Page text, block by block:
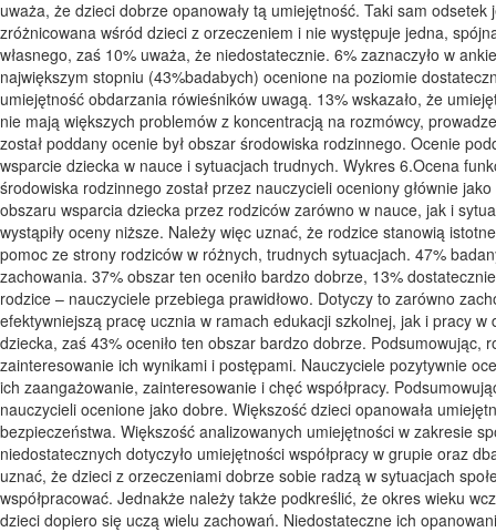
uważa, że dzieci dobrze opanowały tą umiejętność. Taki sam
zróżnicowana wśród dzieci z orzeczeniem i nie występuje jedna,
własnego, zaś 10% uważa, że niedostatecznie. 6% zaznaczyło w
największym stopniu (43%badabych) ocenione na poziomie
umiejętność obdarzania rówieśników uwagą. 13% wskazało, że
nie mają większych problemów z koncentracją na rozmówcy,
został poddany ocenie był obszar środowiska rodzinnego. Ocenie
wsparcie dziecka w nauce i sytuacjach trudnych. Wykres 6.Ocena
środowiska rodzinnego został przez nauczycieli oceniony głównie
obszaru wsparcia dziecka przez rodziców zarówno w nauce, jak i
wystąpiły oceny niższe. Należy więc uznać, że rodzice stanowią
pomoc ze strony rodziców w różnych, trudnych sytuacjach. 47%
zachowania. 37% obszar ten oceniło bardzo dobrze, 13%
rodzice – nauczyciele przebiega prawidłowo. Dotyczy to zarówno
efektywniejszą pracę ucznia w ramach edukacji szkolnej, jak i pracy
dziecka, zaś 43% oceniło ten obszar bardzo dobrze.
zainteresowanie ich wynikami i postępami. Nauczyciele pozytywnie
ich zaangażowanie, zainteresowanie i chęć współpracy.
nauczycieli ocenione jako dobre. Większość dzieci opanowała
bezpieczeństwa. Większość analizowanych umiejętności w zakresie
niedostatecznych dotyczyło umiejętności współpracy w grupie oraz
uznać, że dzieci z orzeczeniami dobrze sobie radzą w sytuacjach
współpracować. Jednakże należy także podkreślić, że okres wieku
dzieci dopiero się uczą wielu zachowań. Niedostateczne ich